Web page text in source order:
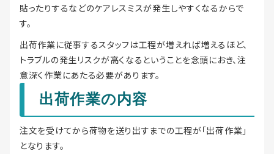
貼ったりするなどのケアレスミスが発生しやすくなるからで
す。
出荷作業に従事するスタッフは工程が増えれば増えるほど、
トラブルの発生リスクが高くなるということを念頭におき、注
意深く作業にあたる必要があります。
出荷作業の内容
注文を受けてから荷物を送り出すまでの工程が「出荷作業」
となります。